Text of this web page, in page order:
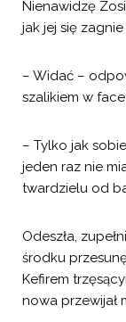
Nienawidzę
jak jej się zagnie
– Widać –
szalikiem w
– Tylko jak
jeden raz nie
twardzielu od
Odeszła,
środku
Kefirem
nowa przewijał